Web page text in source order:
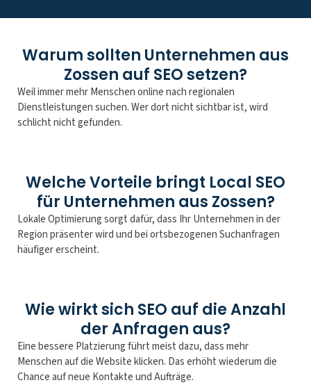
Warum sollten Unternehmen aus
Zossen auf SEO setzen?
Weil immer mehr Menschen online nach regionalen
Dienstleistungen suchen. Wer dort nicht sichtbar ist, wird
schlicht nicht gefunden.
Welche Vorteile bringt Local SEO
für Unternehmen aus Zossen?
Lokale Optimierung sorgt dafür, dass Ihr Unternehmen in der
Region präsenter wird und bei ortsbezogenen Suchanfragen
häufiger erscheint.
Wie wirkt sich SEO auf die Anzahl
der Anfragen aus?
Eine bessere Platzierung führt meist dazu, dass mehr
Menschen auf die Website klicken. Das erhöht wiederum die
Chance auf neue Kontakte und Aufträge.